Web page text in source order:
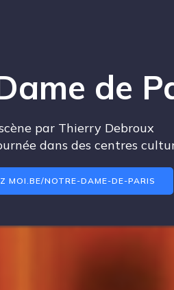
de
par Thierry Debroux
dans des centres
MOI.BE/NOTRE-DAME-DE-PARIS